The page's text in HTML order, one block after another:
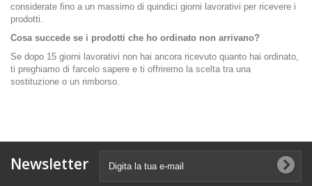
considerate fino a un massimo di quindici giorni lavorativi per ricevere i
prodotti.
Cosa succede se i prodotti che ho ordinato non arrivano?
Se dopo 15 giorni lavorativi non hai ancora ricevuto quanto hai ordinato,
ti preghiamo di farcelo sapere e ti offriremo la scelta tra una
sostituzione o un rimborso.
Newsletter